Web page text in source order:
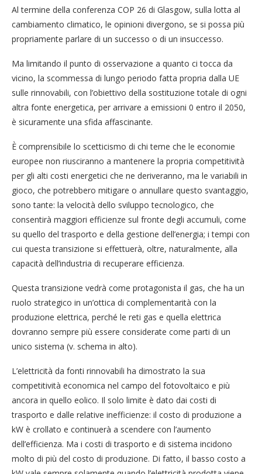
Al termine della conferenza COP 26 di Glasgow, sulla lotta al
cambiamento climatico, le opinioni divergono, se si possa più
propriamente parlare di un successo o di un insuccesso.
Ma limitando il punto di osservazione a quanto ci tocca da
vicino, la scommessa di lungo periodo fatta propria dalla UE
sulle rinnovabili, con l’obiettivo della sostituzione totale di ogni
altra fonte energetica, per arrivare a emissioni 0 entro il 2050,
è sicuramente una sfida affascinante.
È comprensibile lo scetticismo di chi teme che le economie
europee non riusciranno a mantenere la propria competitività
per gli alti costi energetici che ne deriveranno, ma le variabili in
gioco, che potrebbero mitigare o annullare questo svantaggio,
sono tante: la velocità dello sviluppo tecnologico, che
consentirà maggiori efficienze sul fronte degli accumuli, come
su quello del trasporto e della gestione dell’energia; i tempi con
cui questa transizione si effettuerà, oltre, naturalmente, alla
capacità dell’industria di recuperare efficienza.
Questa transizione vedrà come protagonista il gas, che ha un
ruolo strategico in un’ottica di complementarità con la
produzione elettrica, perché le reti gas e quella elettrica
dovranno sempre più essere considerate come parti di un
unico sistema (v. schema in alto).
L’elettricità da fonti rinnovabili ha dimostrato la sua
competitività economica nel campo del fotovoltaico e più
ancora in quello eolico. Il solo limite è dato dai costi di
trasporto e dalle relative inefficienze: il costo di produzione a
kW è crollato e continuerà a scendere con l’aumento
dell’efficienza. Ma i costi di trasporto e di sistema incidono
molto di più del costo di produzione. Di fatto, il basso costo a